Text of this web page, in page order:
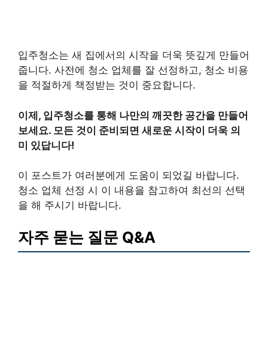
입주청소는 새 집에서의 시작을 더욱 뜻깊게 만들어
줍니다. 사전에 청소 업체를 잘 선정하고, 청소 비용
을 적절하게 책정받는 것이 중요합니다.
이제, 입주청소를 통해 나만의 깨끗한 공간을 만들어
보세요. 모든 것이 준비되면 새로운 시작이 더욱 의
미 있답니다!
이 포스트가 여러분에게 도움이 되었길 바랍니다.
청소 업체 선정 시 이 내용을 참고하여 최선의 선택
을 해 주시기 바랍니다.
자주 묻는 질문 Q&A